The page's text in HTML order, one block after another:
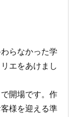
らなかった学
エをあけまし
開場です。作
様を迎える準